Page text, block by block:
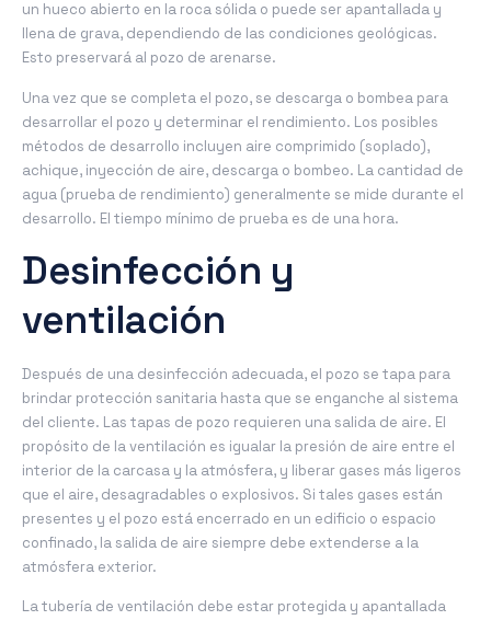
un hueco abierto en la roca sólida o puede ser apantallada y
llena de grava, dependiendo de las condiciones geológicas.
Esto preservará al pozo de arenarse.
Una vez que se completa el pozo, se descarga o bombea para
desarrollar el pozo y determinar el rendimiento. Los posibles
métodos de desarrollo incluyen aire comprimido (soplado),
achique, inyección de aire, descarga o bombeo. La cantidad de
agua (prueba de rendimiento) generalmente se mide durante el
desarrollo. El tiempo mínimo de prueba es de una hora.
Desinfección y
ventilación
Después de una desinfección adecuada, el pozo se tapa para
brindar protección sanitaria hasta que se enganche al sistema
del cliente. Las tapas de pozo requieren una salida de aire. El
propósito de la ventilación es igualar la presión de aire entre el
interior de la carcasa y la atmósfera, y liberar gases más ligeros
que el aire, desagradables o explosivos. Si tales gases están
presentes y el pozo está encerrado en un edificio o espacio
confinado, la salida de aire siempre debe extenderse a la
atmósfera exterior.
La tubería de ventilación debe estar protegida y apantallada